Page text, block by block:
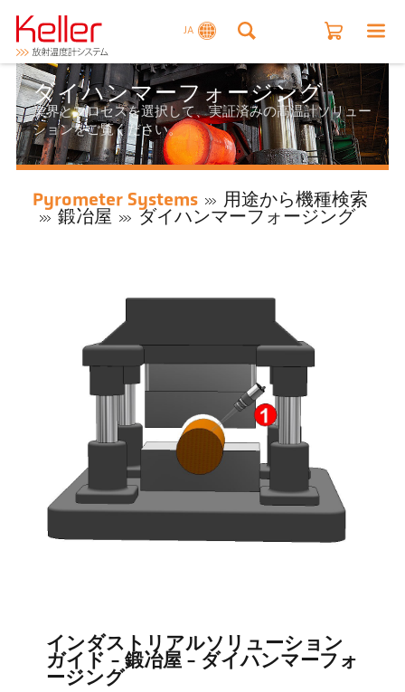
JA
ダイハンマーフォージング
業界とプロセスを選択して、実証済みの高温計ソリュー
ションをご覧ください。
Pyrometer Systems
用途から機種検索
鍛冶屋
ダイハンマーフォージング
インダストリアルソリューション
ガイド - 鍛冶屋 - ダイハンマーフォ
ージング